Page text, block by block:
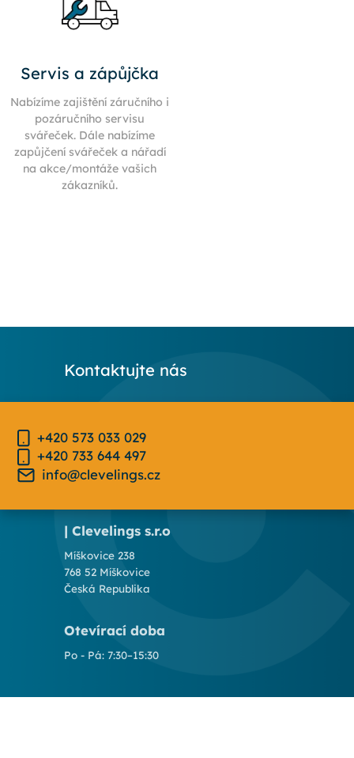
Servis a zápůjčka
Nabízíme zajištění záručního i
pozáručního servisu
svářeček. Dále nabízíme
zapůjčení svářeček a nářadí
na akce/montáže vašich
zákazníků.
Kontaktujte nás
+420 573 033 029
+420 733 644 497
info@clevelings.cz
| Clevelings s.r.o
Míškovice 238
768 52 Míškovice
Česká Republika
Otevírací doba
Po - Pá: 7:30–15:30